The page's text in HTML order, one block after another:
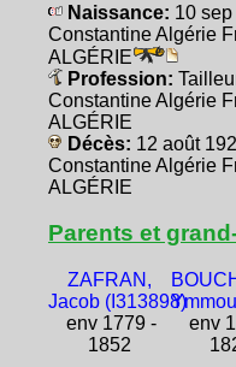
Naissance: 10
Constantine Algérie
ALGÉRIE
Profession:
Constantine Algérie
ALGÉRIE
Décès: 12 août
Constantine Algérie
ALGÉRIE
Parents et
ZAFRAN,
Jacob (I313898)
env 1779 -
1852
env